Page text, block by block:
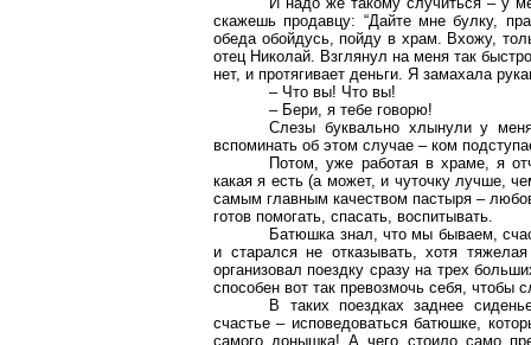
скажешь продавцу: “Дайте мне булку,
обеда обойдусь, пойду в храм. Вхожу,
отец Николай. Взглянул на меня так
нет, и протягивает деньги. Я замахала
– Что вы! Что вы!
– Бери, я тебе говорю!
Слезы буквально хлынули у
вспоминать об этом случае – ком
Потом, уже работая в храме, я
какая я есть (а может, и чуточку лучше,
самым главным качеством пастыря –
готов помогать, спасать, воспитывать.
Батюшка знал, что мы бываем,
и старался не отказывать, хотя
организовал поездку сразу на трех
способен вот так превозмочь себя, чтобы
В таких поездках заднее
счастье – исповедоваться батюшке,
самого донышка! А чего стоило само